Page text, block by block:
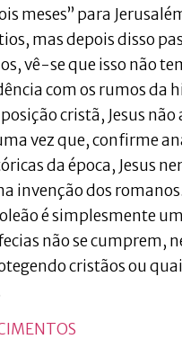
meses” para
mas depois disso
vê-se que isso não
com os rumos da
cristã, Jesus não
vez que, confirme
da época, Jesus
invenção dos
é simplesmente
não se cumprem,
cristãos ou